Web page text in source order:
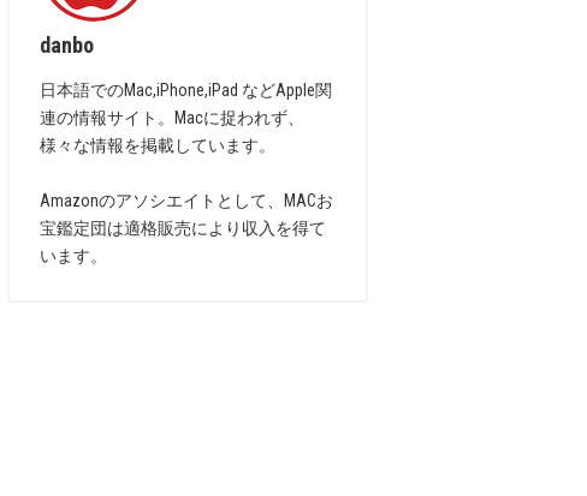
danbo
日本語でのMac,iPhone,iPad などApple関
連の情報サイト。Macに捉われず、
様々な情報を掲載しています。
Amazonのアソシエイトとして、MACお
宝鑑定団は適格販売により収入を得て
います。